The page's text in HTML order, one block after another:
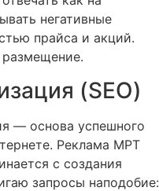
негативные
прайса и акций.
(SEO)
— основа успешного
Реклама МРТ
с создания
запросы наподобие: